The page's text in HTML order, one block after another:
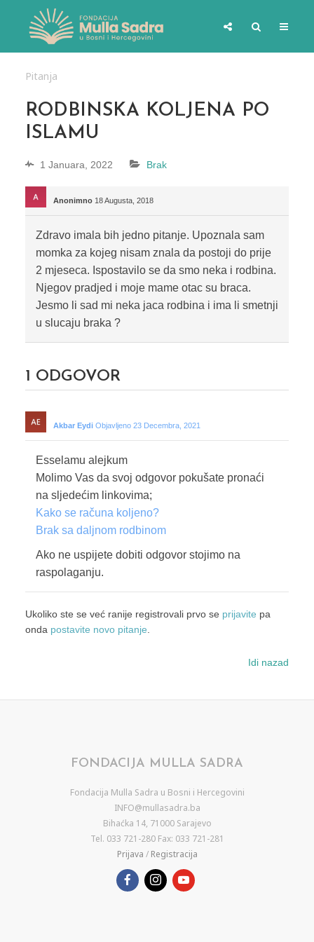
Pitanja
RODBINSKA KOLJENA PO
ISLAMU
1 Januara, 2022 Brak
Anonimno 18 Augusta, 2018
Zdravo imala bih jedno pitanje. Upoznala sam
momka za kojeg nisam znala da postoji do prije
2 mjeseca. Ispostavilo se da smo neka i rodbina.
Njegov pradjed i moje mame otac su braca.
Jesmo li sad mi neka jaca rodbina i ima li smetnji
u slucaju braka ?
1 ODGOVOR
Akbar Eydi Objavljeno 23 Decembra, 2021
Esselamu alejkum
Molimo Vas da svoj odgovor pokušate pronaći
na sljedećim linkovima;
Kako se računa koljeno?
Brak sa daljnom rodbinom
Ako ne uspijete dobiti odgovor stojimo na
raspolaganju.
Ukoliko ste se već ranije registrovali prvo se prijavite pa
onda postavite novo pitanje.
Idi nazad
FONDACIJA MULLA SADRA
Fondacija Mulla Sadra u Bosni i Hercegovini
INFO@mullasadra.ba
Bihaćka 14, 71000 Sarajevo
Tel. 033 721-280 Fax: 033 721-281
Prijava / Registracija